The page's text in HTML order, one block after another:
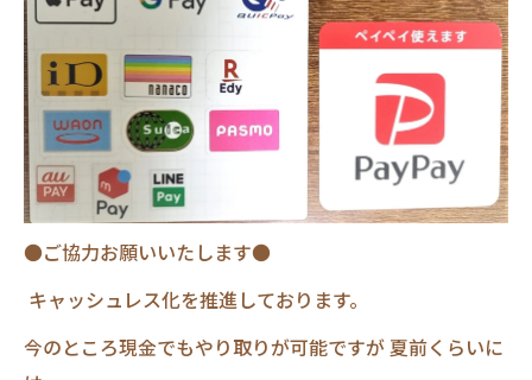
●ご協力お願いいたします●
キャッシュレス化を推進しております。
今のところ現金でもやり取りが可能ですが 夏前くらいに